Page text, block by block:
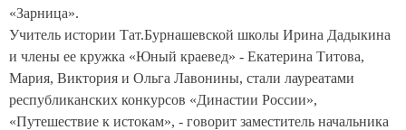
«Зарница».
Учитель истории Тат.Бурнашевской школы Ирина Дадыкина
и члены ее кружка «Юный краевед» - Екатерина Титова,
Мария, Виктория и Ольга Лавонины, стали лауреатами
республиканских конкурсов «Династии России»,
«Путешествие к истокам», - говорит заместитель начальника